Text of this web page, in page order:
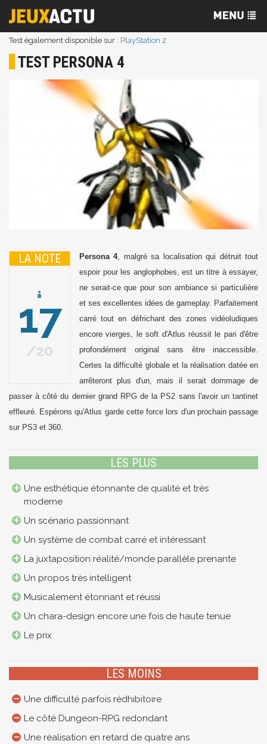
Test également disponible sur : PlayStation 2
TEST PERSONA 4
LA NOTE
17
20
Persona 4, malgré sa localisation qui détruit tout
espoir pour les anglophobes, est un titre à essayer,
ne serait-ce que pour son ambiance si particulière
et ses excellentes idées de gameplay. Parfaitement
carré tout en défrichant des zones vidéoludiques
encore vierges, le soft d'Atlus réussit le pari d'être
profondément original sans être inaccessible.
Certes la difficulté globale et la réalisation datée en
arrêteront plus d'un, mais il serait dommage de
passer à côté du dernier grand RPG de la PS2 sans l'avoir un tantinet
effleuré. Espérons qu'Atlus garde cette force lors d'un prochain passage
sur PS3 et 360.
LES PLUS
Une esthétique étonnante de qualité et très
moderne
Un scénario passionnant
Un système de combat carré et intéressant
La juxtaposition réalité/monde parallèle prenante
Un propos très intelligent
Musicalement étonnant et réussi
Un chara-design encore une fois de haute tenue
Le prix
LES MOINS
Une difficulté parfois rédhibitoire
Le côté Dungeon-RPG redondant
Une réalisation en retard de quatre ans